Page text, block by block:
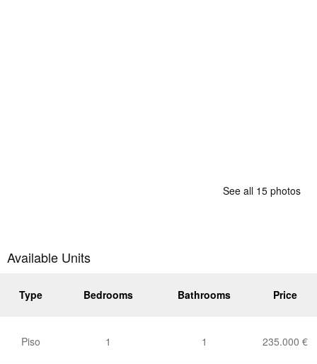
See all 15 photos
Available Units
Type Bedrooms Bathrooms Price
Piso 1 1 235.000 €